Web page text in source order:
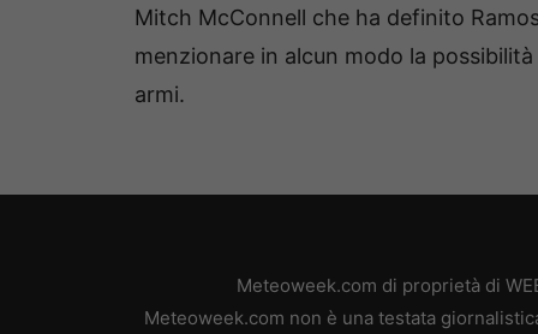
Mitch McConnell che ha definito
menzionare in alcun modo la
armi.
Meteoweek.com di proprietà di
Meteoweek.com non è una testata